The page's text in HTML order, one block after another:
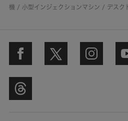
機 / 小型インジェクションマシン / デスク